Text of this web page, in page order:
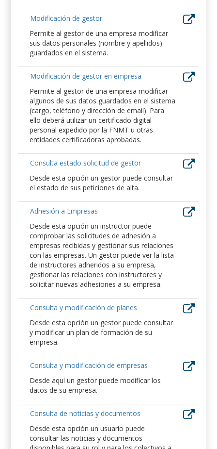
Modificación de gestor
Permite al gestor de una empresa modificar
sus datos personales (nombre y apellidos)
guardados en el sistema.
Modificación de gestor en empresa
Permite al gestor de una empresa modificar
algunos de sus datos guardados en el sistema
(cargo, teléfono y dirección de email). Para
ello deberá utilizar un certificado digital
personal expedido por la FNMT u otras
entidades certificadoras aprobadas.
Consulta estado solicitud de gestor
Desde esta opción un gestor puede consultar
el estado de sus peticiones de alta.
Adhesión a Empresas
Desde esta opción un instructor puede
comprobar las solicitudes de adhesión a
empresas recibidas y gestionar sus relaciones
con las empresas. Un gestor puede ver la lista
de instructores adheridos a su empresa,
gestionar las relaciones con instructores y
solicitar nuevas adhesiones a su empresa.
Consulta y modificación de planes
Desde esta opción un gestor puede consultar
y modificar un plan de formación de su
empresa.
Consulta y modificación de empresas
Desde aquí un gestor puede modificar los
datos de su empresa.
Consulta de noticias y documentos
Desde esta opción un usuario puede
consultar las noticias y documentos